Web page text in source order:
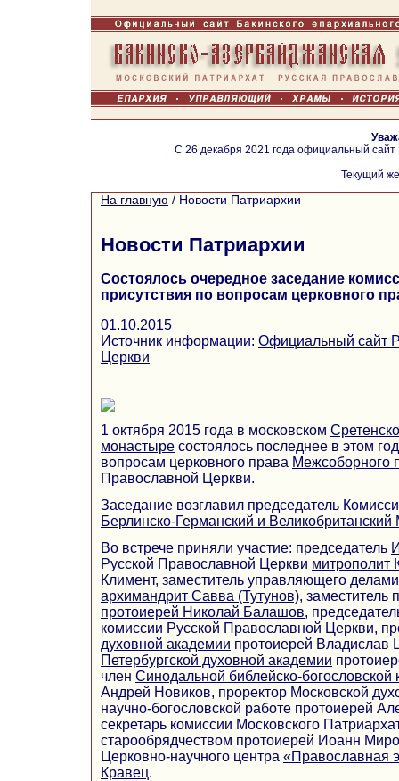
С 26 декабря 2021 года официальный
Текущий
На главную / Новости Патриархии
Новости Патриархии
Состоялось очередное заседание
присутствия по вопросам церковного
01.10.2015
Источник информации: Официальный сайт
Церкви
1 октября 2015 года в московском
монастыре состоялось последнее в этом
вопросам церковного права Межсоборного
Православной Церкви.
Заседание возглавил председатель
Берлинско-Германский и Великобританский
Во встрече приняли участие: председатель
Русской Православной Церкви митрополит
Климент, заместитель управляющего
архимандрит Савва (Тутунов), заместитель
протоиерей Николай Балашов,
комиссии Русской Православной Церкви,
духовной академии протоиерей
Петербургской духовной академии
член Синодальной библейско-богословской
Андрей Новиков, проректор Московской
научно-богословской работе протоиерей
секретарь комиссии Московского
старообрядчеством протоиерей Иоанн
Церковно-научного центра «Православная
Кравец.